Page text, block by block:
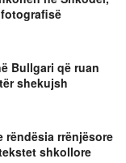
Bullgari që ruan
shekujsh
rëndësia rrënjësore
shkollore